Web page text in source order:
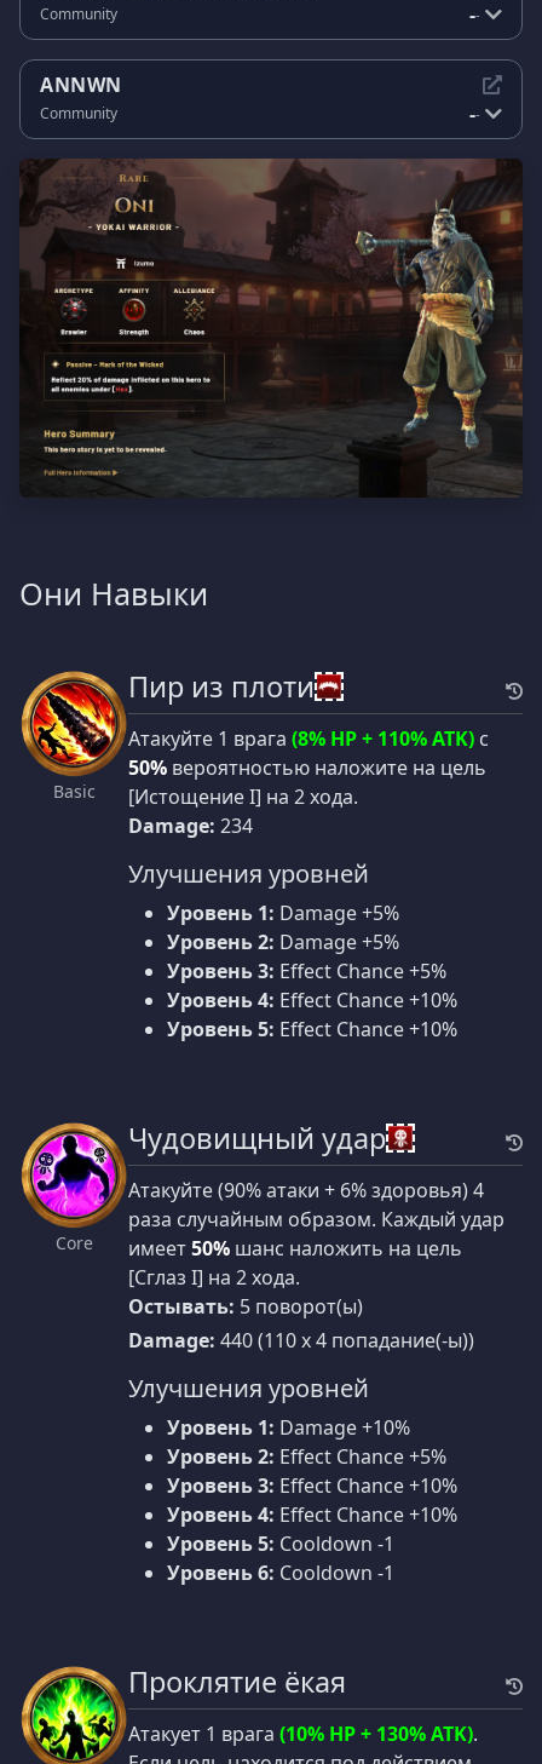
Community --
ANNWN
Community --
Они Навыки
Basic
Пир из плоти
Атакуйте 1 врага (8% HP + 110% ATK) с
50% вероятностью наложите на цель
[Истощение I] на 2 хода.
Damage: 234
Улучшения уровней
Уровень 1: Damage +5%
Уровень 2: Damage +5%
Уровень 3: Effect Chance +5%
Уровень 4: Effect Chance +10%
Уровень 5: Effect Chance +10%
Core
Чудовищный удар
Атакуйте (90% атаки + 6% здоровья) 4
раза случайным образом. Каждый удар
имеет50% шанс наложить на цель
[Сглаз I] на 2 хода.
Остывать: 5 поворот(ы)
Damage: 440 (110 x 4 попадание(-ы))
Улучшения уровней
Уровень 1: Damage +10%
Уровень 2: Effect Chance +5%
Уровень 3: Effect Chance +10%
Уровень 4: Effect Chance +10%
Уровень 5: Cooldown -1
Уровень 6: Cooldown -1
Проклятие ёкая
Атакует 1 врага (10% HP + 130% ATK).